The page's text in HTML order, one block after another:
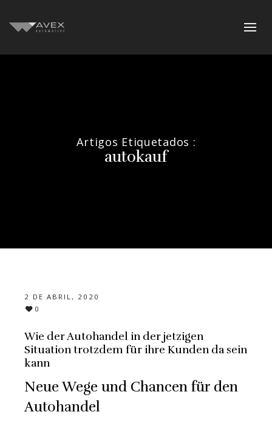
Artigos Etiquetados :
autokauf
2 DE ABRIL, 2020
0
Wie der Autohandel in der jetzigen
Situation trotzdem für ihre Kunden da sein
kann
Neue Wege und Chancen für den
Autohandel